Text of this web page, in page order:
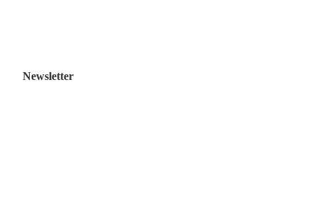
Newsletter